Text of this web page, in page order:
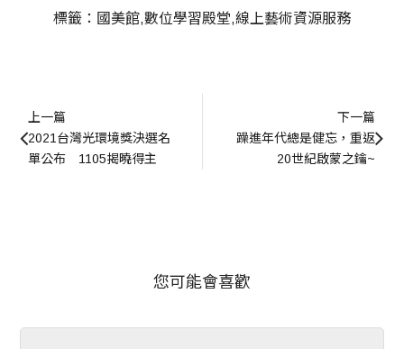
標籤： 國美館 數位學習殿堂 線上藝術資源服務
上一篇
2021台灣光環境獎決選名
單公布　1105揭曉得主
下一篇
躁進年代總是健忘，重返
20世紀啟蒙之鑰~
您可能會喜歡